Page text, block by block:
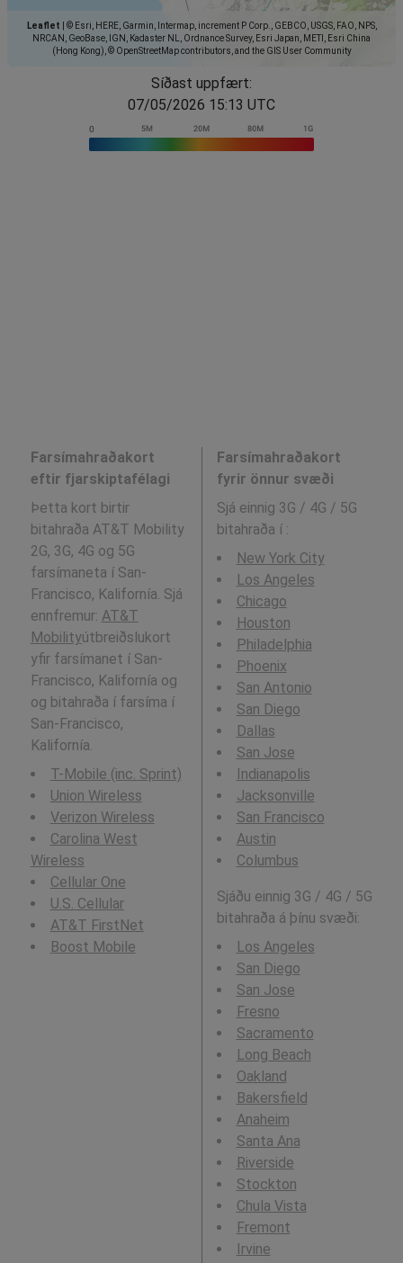
Leaflet
© Esri, HERE, Garmin, Intermap, increment P Corp., GEBCO, USGS, FAO, NPS,
NRCAN, GeoBase, IGN, Kadaster NL, Ordnance Survey, Esri Japan, METI, Esri China
(Hong Kong), © OpenStreetMap contributors, and the GIS User Community
Síðast uppfært:
07/05/2026 15:13 UTC
Farsímahraðakort
eftir fjarskiptafélagi
Þetta kort birtir
bitahraða AT&T Mobility
2G, 3G, 4G og 5G
farsímaneta í San-
Francisco, Kalifornía. Sjá
ennfremur: AT&T
Mobilityútbreiðslukort
yfir farsímanet í San-
Francisco, Kalifornía og
og bitahraða í farsíma í
San-Francisco,
Kalifornía.
T-Mobile (inc. Sprint)
Union Wireless
Verizon Wireless
Carolina West
Wireless
Cellular One
U.S. Cellular
AT&T FirstNet
Boost Mobile
Farsímahraðakort
fyrir önnur svæði
Sjá einnig 3G / 4G / 5G
bitahraða í :
New York City
Los Angeles
Chicago
Houston
Philadelphia
Phoenix
San Antonio
San Diego
Dallas
San Jose
Indianapolis
Jacksonville
San Francisco
Austin
Columbus
Sjáðu einnig 3G / 4G / 5G
bitahraða á þínu svæði:
Los Angeles
San Diego
San Jose
Fresno
Sacramento
Long Beach
Oakland
Bakersfield
Anaheim
Santa Ana
Riverside
Stockton
Chula Vista
Fremont
Irvine